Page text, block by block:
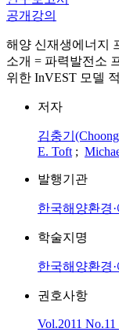
공개강의
해양 신재생에너지
소개 = 파력발전소
위한 InVEST 모델
저자
김충기
E. Toft ;
발행기관
한국해양환경
학술지명
한국해양환경
권호사항
Vol.2011 No.11